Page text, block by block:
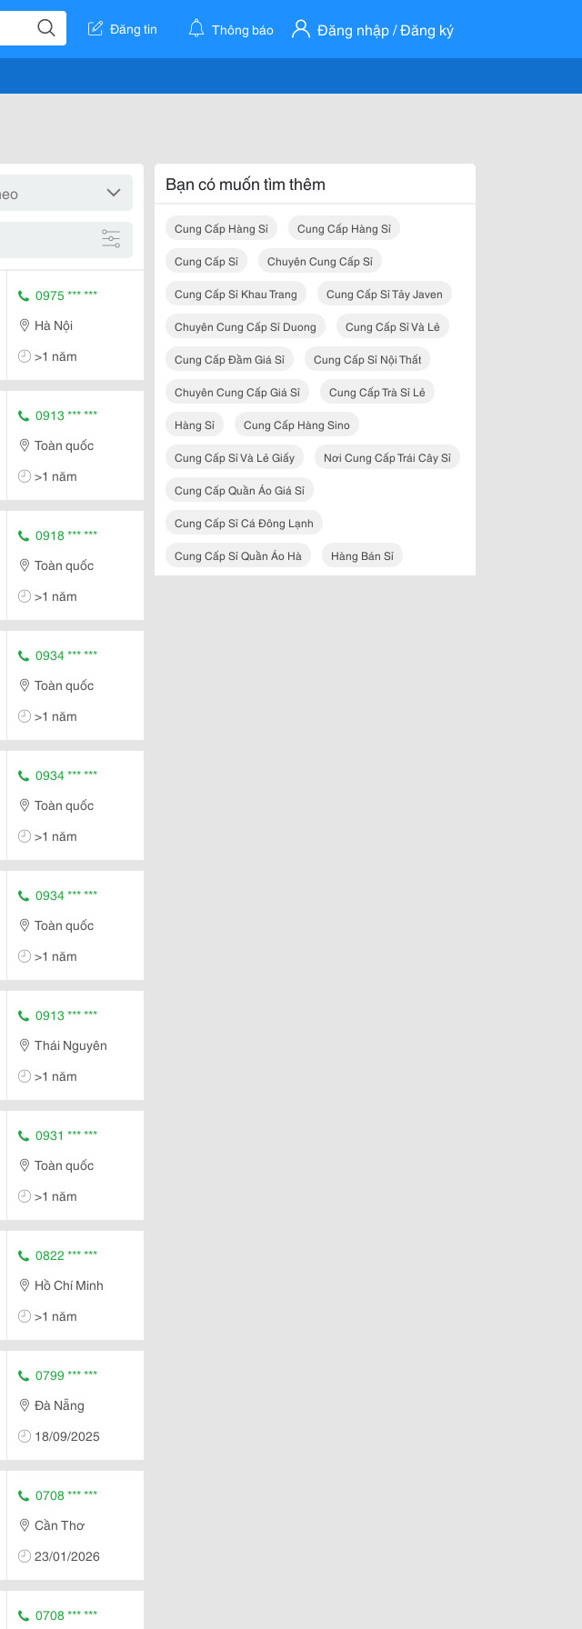
Đăng tin Thông báo Đăng nhập / Đăng ký
0975 *** ***
Hà Nội
>1 năm
0913 *** ***
Toàn quốc
>1 năm
0918 *** ***
Toàn quốc
>1 năm
0934 *** ***
Toàn quốc
>1 năm
0934 *** ***
Toàn quốc
>1 năm
0934 *** ***
Toàn quốc
>1 năm
0913 *** ***
Thái Nguyên
>1 năm
0931 *** ***
Toàn quốc
>1 năm
0822 *** ***
Hồ Chí Minh
>1 năm
0799 *** ***
Đà Nẵng
18/09/2025
0708 *** ***
Cần Thơ
23/01/2026
0708 *** ***
Bạn có muốn tìm thêm
Cung Cấp Hàng Sỉ Cung Cấp Hàng Sỉ
Cung Cấp Sỉ Chuyên Cung Cấp Sỉ
Cung Cấp Sỉ Khau Trang Cung Cấp Sỉ Tảy Javen
Chuyên Cung Cấp Sỉ Duong Cung Cấp Sỉ Và Lẻ
Cung Cấp Đầm Giá Sỉ Cung Cấp Sỉ Nội Thất
Chuyên Cung Cấp Giá Sỉ Cung Cấp Trà Sỉ Lẻ
Hàng Sỉ Cung Cấp Hàng Sino
Cung Cấp Sỉ Và Lẻ Giấy Nơi Cung Cấp Trái Cây Sỉ
Cung Cấp Quần Áo Giá Sỉ
Cung Cấp Sỉ Cá Đông Lạnh
Cung Cấp Sỉ Quần Áo Hà Hàng Bán Sỉ